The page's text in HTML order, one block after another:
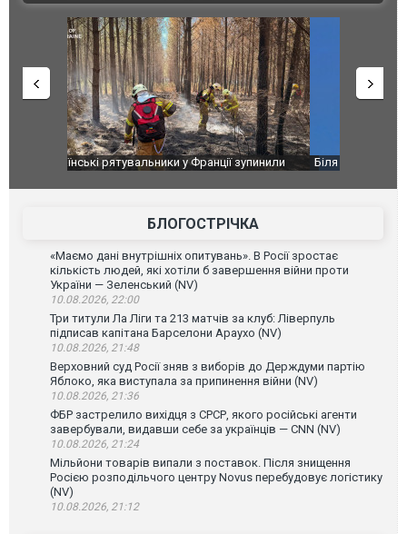
Біля гольф-клубу Трампа перехопили три літаки.
Дві
ГУР із
БЛОГОСТРІЧКА
«Маємо дані внутрішніх опитувань». В Росії зростає
кількість людей, які хотіли б завершення війни проти
України — Зеленський (NV)
10.08.2026, 22:00
Три титули Ла Ліги та 213 матчів за клуб: Ліверпуль
підписав капітана Барселони Араухо (NV)
10.08.2026, 21:48
Верховний суд Росії зняв з виборів до Держдуми партію
Яблоко, яка виступала за припинення війни (NV)
10.08.2026, 21:36
ФБР застрелило вихідця з СРСР, якого російські агенти
завербували, видавши себе за українців — CNN (NV)
10.08.2026, 21:24
Мільйони товарів випали з поставок. Після знищення
Росією розподільчого центру Novus перебудовує логістику
(NV)
10.08.2026, 21:12